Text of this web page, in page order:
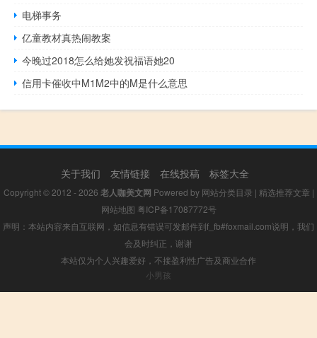
电梯事务
亿童教材真热闹教案
今晚过2018怎么给她发祝福语她20
信用卡催收中M1M2中的M是什么意思
关于我们 友情链接 在线投稿 标签大全
Copyright © 2012 - 2026 老人咖美文网 Powered by 网站分类目录 | 精选推荐文章 |
网站地图 粤ICP备17087772号
声明：本站内容来自互联网，如信息有错误可发邮件到f_fb#foxmail.com说明，我们
会及时纠正，谢谢
本站仅为个人兴趣爱好，不接盈利性广告及商业合作
小男孩